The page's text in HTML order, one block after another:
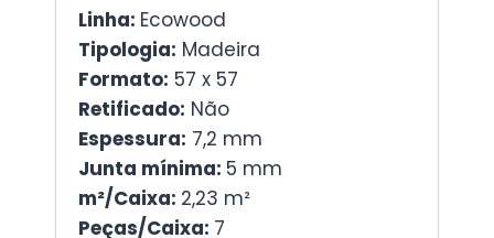
Linha: Ecowood
Tipologia: Madeira
Formato: 57 x 57
Retificado: Não
Espessura: 7,2 mm
Junta mínima: 5 mm
m²/Caixa: 2,23 m²
Peças/Caixa: 7